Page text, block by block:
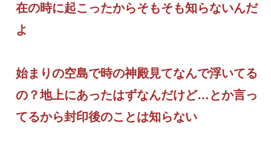
在の時に起こったからそもそも知らないんだ
よ
始まりの空島で時の神殿見てなんで浮いてる
の？地上にあったはずなんだけど…とか言っ
てるから封印後のことは知らない